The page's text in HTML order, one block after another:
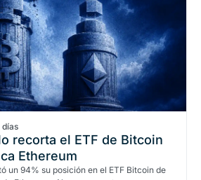
días
recorta el ETF de Bitcoin
Ethereum
un 94% su posición en el ETF Bitcoin de